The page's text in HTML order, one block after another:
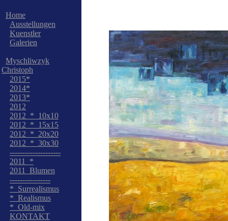
Home
Ausstellungen
Kuenstler
Galerien
Myschliwzyk
Christoph
2015*
2014*
2013*
2012
2012_*_10x10
2012_*_15x15
2012_*_20x20
2012_*_30x30
--------------------
2011_*
2011_Blumen
----------------
*_Surrealismus
*_Realismus
*_Old-mix
KONTAKT